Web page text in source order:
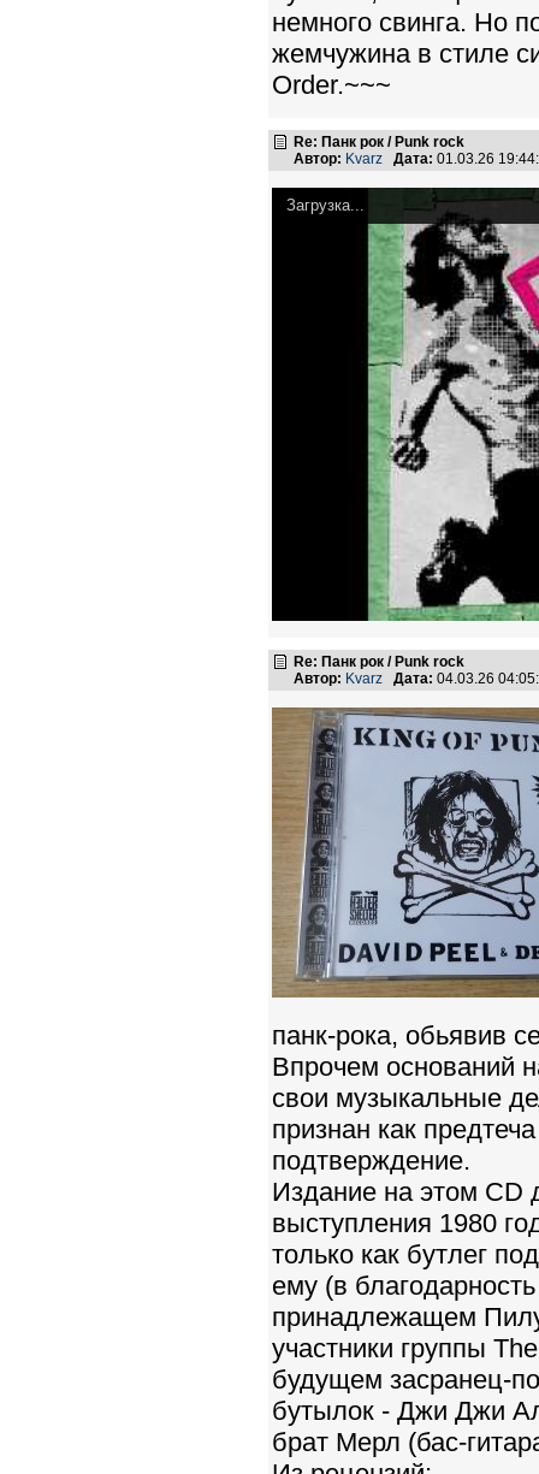
немного свинга. Но
жемчужина в стиле
Order.~~~
Re: Панк рок / Punk rock
Автор: Kvarz Дата: 01.03.26
Загрузка...
Re: Панк рок / Punk rock
Автор: Kvarz Дата: 04.03.26
панк-рока, обьявив
Впрочем оснований
свои музыкальные
признан как
подтверждение.
Издание на этом CD
выступления 1980
только как бутлег
ему (в
принадлежащем
участники группы
будущем засранец-
бутылок - Джи Джи
брат Мерл (бас-